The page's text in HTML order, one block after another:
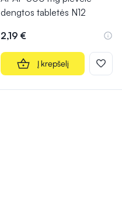
dengtos tabletės N12
2,19 €
Į krepšelį